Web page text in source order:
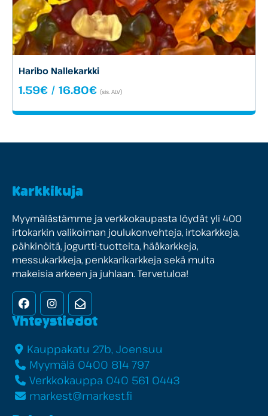
Haribo Nallekarkki
1.59€ / 16.80€Hintaluokka:
-
(sis. ALV)
Karkkikuja
Myymälästämme ja verkkokaupasta löydät yli 400
irtokarkin valikoiman joulukonvehteja, irtokarkkeja,
pähkinöitä, jogurtti-tuotteita, hääkarkkeja,
messukarkkeja, penkkarikarkkeja sekä muita
makeisia arkeen ja juhlaan. Tervetuloa!
FacebookInstagramUutiskirje
Yhteystiedot
Kauppakatu 27b, Joensuu
Myymälä 0400 814 797
Verkkokauppa 040 561 0443
markest@markest.fi